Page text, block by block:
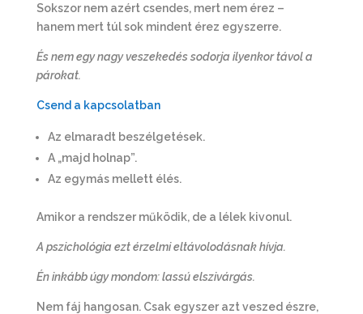
Sokszor nem azért csendes, mert nem érez –
hanem mert túl sok mindent érez egyszerre.
És nem egy nagy veszekedés sodorja ilyenkor távol a
párokat.
Csend a kapcsolatban
Az elmaradt beszélgetések.
A „majd holnap”.
Az egymás mellett élés.
Amikor a rendszer működik, de a lélek kivonul.
A pszichológia ezt érzelmi eltávolodásnak hívja.
Én inkább úgy mondom: lassú elszivárgás.
Nem fáj hangosan. Csak egyszer azt veszed észre,